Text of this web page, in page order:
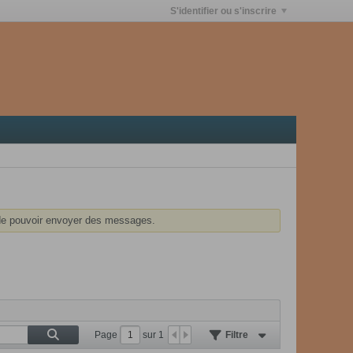
S'identifier ou s'inscrire
pouvoir envoyer des messages.
Page sur 1 Filtre